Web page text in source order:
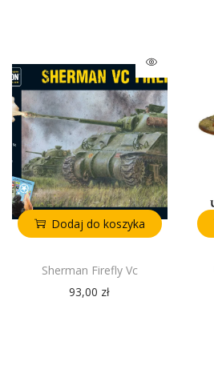
Dodaj do koszyka
Sherman Firefly Vc
93,00 zł